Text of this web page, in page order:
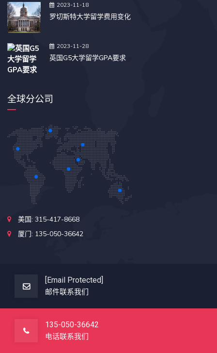
2023-11-18
罗切斯特大学留学费用变化
2023-11-28
英国G5大学留学GPA要求
全球分公司
美国: 315-417-8668
厦门: 135-050-36642
[email Protected]
邮件联系我们
135-050-36642
电话联系我们